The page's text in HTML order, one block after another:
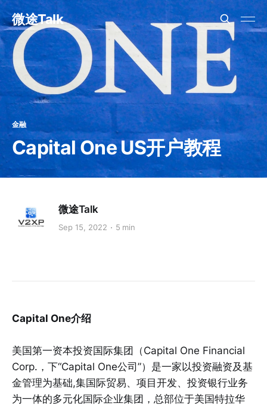
微途Talk
金融
Capital One US开户教程
微途Talk
Sep 15, 2022 5 min
Capital One介绍
美国第一资本投资国际集团（Capital One Financial
Corp.，下“Capital One公司”）是一家以投资融资及基
金管理为基础,集国际贸易、项目开发、投资银行业务
为一体的多元化国际企业集团，总部位于美国特拉华